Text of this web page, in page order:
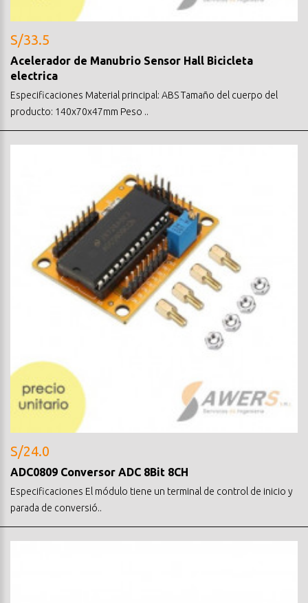
S/33.5
Acelerador de Manubrio Sensor Hall Bicicleta
electrica
Especificaciones Material principal: ABS Tamaño del cuerpo del
producto: 140x70x47mm Peso ..
S/24.0
ADC0809 Conversor ADC 8Bit 8CH
Especificaciones El módulo tiene un terminal de control de inicio y
parada de conversió..